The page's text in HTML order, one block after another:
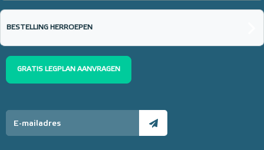
BESTELLING HERROEPEN
GRATIS LEGPLAN AANVRAGEN